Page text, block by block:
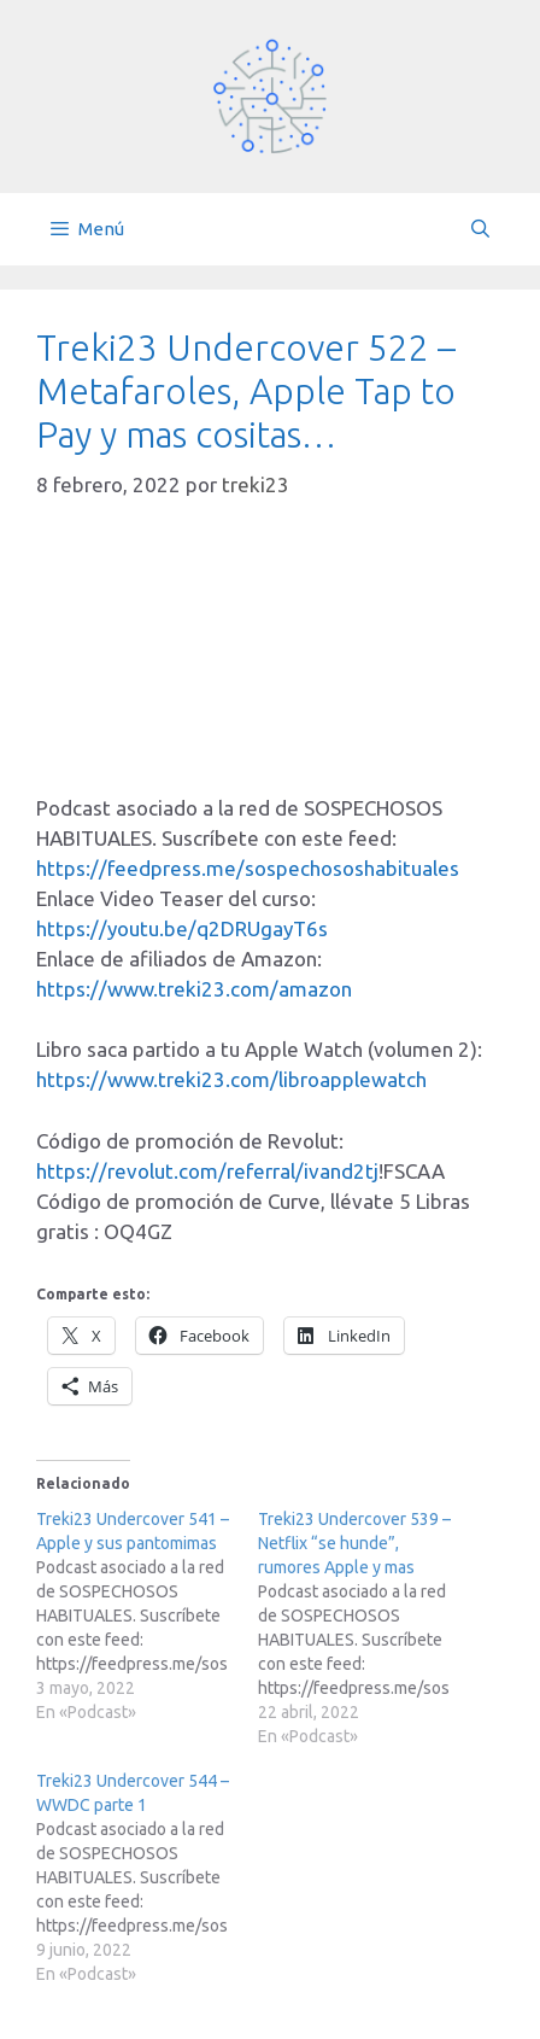
Menú
Treki23 Undercover 522 –
Metafaroles, Apple Tap to
Pay y mas cositas…
8 febrero, 2022 por treki23
Podcast asociado a la red de SOSPECHOSOS
HABITUALES. Suscríbete con este feed:
https://feedpress.me/sospechososhabituales
Enlace Video Teaser del curso:
https://youtu.be/q2DRUgayT6s
Enlace de afiliados de Amazon:
https://www.treki23.com/amazon
Libro saca partido a tu Apple Watch (volumen 2):
https://www.treki23.com/libroapplewatch
Código de promoción de Revolut:
https://revolut.com/referral/ivand2tj!FSCAA
Código de promoción de Curve, llévate 5 Libras
gratis : OQ4GZ
Comparte esto:
X Facebook LinkedIn
Más
Relacionado
Treki23 Undercover 541 –
Apple y sus pantomimas
Podcast asociado a la red
de SOSPECHOSOS
HABITUALES. Suscríbete
con este feed:
https://feedpress.me/sos
pechososhabitualesEnlac
e de afiliados de Amazon:
a tu Apple Watch
(volumen 2):
https://www.treki23.c...
3 mayo, 2022
En «Podcast»
Treki23 Undercover 539 –
Netflix “se hunde”,
rumores Apple y mas
Podcast asociado a la red
de SOSPECHOSOS
HABITUALES. Suscríbete
con este feed:
https://feedpress.me/sos
pechososhabitualesEnlac
e de afiliados de Amazon:
22 abril, 2022
En «Podcast»
Treki23 Undercover 544 –
WWDC parte 1
Podcast asociado a la red
de SOSPECHOSOS
HABITUALES. Suscríbete
con este feed:
https://feedpress.me/sos
pechososhabitualesEnlac
e de afiliados de Amazon:
9 junio, 2022
En «Podcast»